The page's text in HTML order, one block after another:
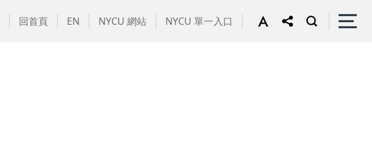
回首頁 EN NYCU 網站 NYCU 單一入口